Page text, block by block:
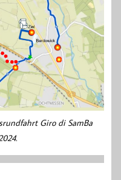
Giro di SamBa